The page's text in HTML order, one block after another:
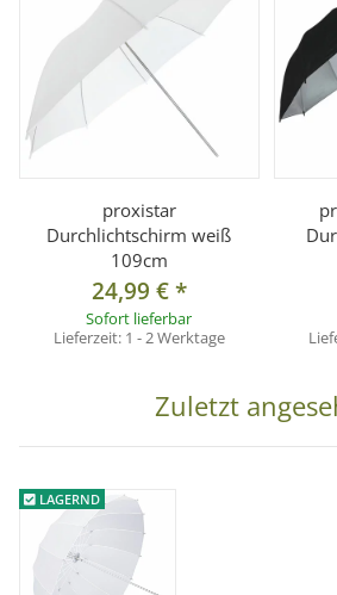
proxistar
Durchlichtschirm weiß
109cm
24,99 €*
Sofort lieferbar
Lieferzeit: 1 - 2 Werktage
Zuletzt
LAGERND